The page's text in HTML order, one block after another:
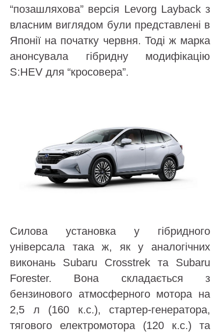
“позашляхова” версія Levorg Layback з
власним виглядом були представлені в
Японії на початку червня. Тоді ж марка
анонсувала гібридну модифікацію
S:HEV для “кросовера”.
Силова установка у гібридного
універсала така ж, як у аналогічних
виконань Subaru Crosstrek та Subaru
Forester. Вона складається з
бензинового атмосферного мотора на
2,5 л (160 к.с.), стартер-генератора,
тягового електромотора (120 к.с.) та